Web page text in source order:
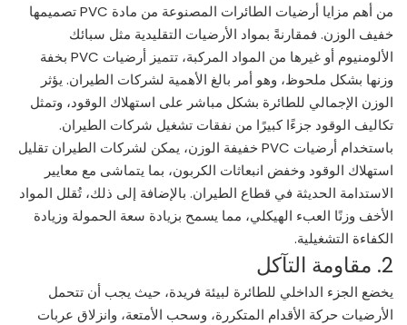
من أهم مزايا أرضيات الطائرات المصنوعة من مادة PVC تصميمها
خفيف الوزن. فمقارنةً بمواد الأرضيات التقليدية مثل سبائك
الألومنيوم أو غيرها من المواد المركبة، تتميز أرضيات PVC بخفة
وزنها بشكل ملحوظ، وهو أمر بالغ الأهمية لشركات الطيران. يؤثر
الوزن الإجمالي للطائرة بشكل مباشر على استهلاك الوقود، وتمثل
تكاليف الوقود جزءًا كبيرًا من نفقات تشغيل شركات الطيران.
باستخدام أرضيات PVC خفيفة الوزن، يمكن لشركات الطيران تقليل
استهلاك الوقود وخفض انبعاثات الكربون، بما يتماشى مع معايير
الاستدامة الحديثة في قطاع الطيران. بالإضافة إلى ذلك، تُقلل المواد
الأخف وزنًا العبء الهيكلي، مما يسمح بزيادة سعة الحمولة وزيادة
الكفاءة التشغيلية.
2. مقاومة التآكل
يخضع الجزء الداخلي للطائرة لبيئة فريدة، حيث يجب أن تتحمل
الأرضيات حركة الأقدام المتكررة، وسحب الأمتعة، وانزلاق عربات